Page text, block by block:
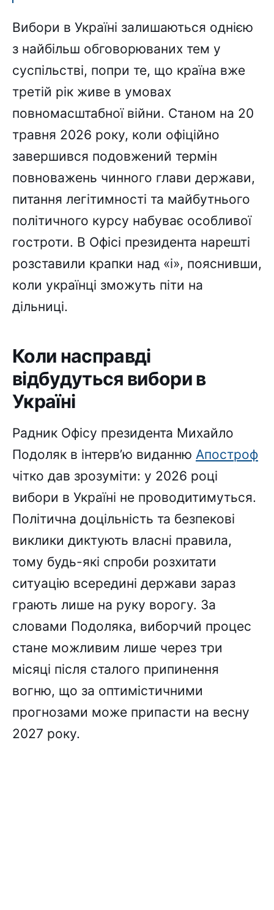
Вибори в Україні залишаються однією
з найбільш обговорюваних тем у
суспільстві, попри те, що країна вже
третій рік живе в умовах
повномасштабної війни. Станом на 20
травня 2026 року, коли офіційно
завершився подовжений термін
повноважень чинного глави держави,
питання легітимності та майбутнього
політичного курсу набуває особливої
гостроти. В Офісі президента нарешті
розставили крапки над «і», пояснивши,
коли українці зможуть піти на
дільниці.
Коли насправді
відбудуться вибори в
Україні
Радник Офісу президента Михайло
Подоляк в інтерв’ю виданню Апостроф
чітко дав зрозуміти: у 2026 році
вибори в Україні не проводитимуться.
Політична доцільність та безпекові
виклики диктують власні правила,
тому будь-які спроби розхитати
ситуацію всередині держави зараз
грають лише на руку ворогу. За
словами Подоляка, виборчий процес
стане можливим лише через три
місяці після сталого припинення
вогню, що за оптимістичними
прогнозами може припасти на весну
2027 року.